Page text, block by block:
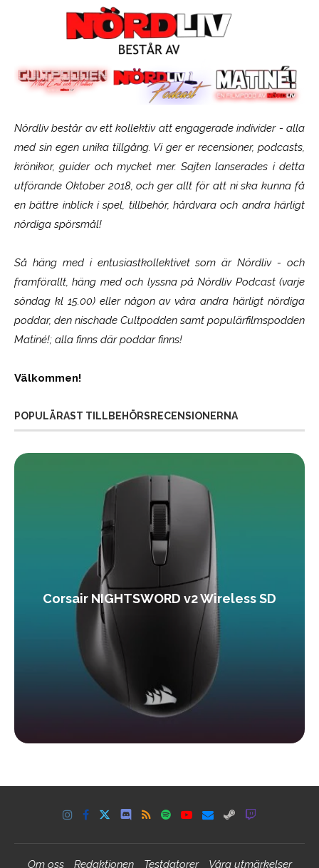
Nördliv består av ett kollektiv att engagerade individer - alla
med sin egen unika tillgång. Vi ger er recensioner, podcasts,
krönikor, guider och mycket mer. Sajten lanserades i detta
utförande Oktober 2018, och ger allt för att ni ska kunna få
en bättre inblick i spel, tillbehör, hårdvara och andra härligt
nördiga spörsmål!
Så häng med i entusiastkollektivet som ärNördliv- och
framförallt, häng med och lyssna på Nördliv Podcast (varje
söndag kl 15.00) eller någon av våra andra härligt nördiga
poddar, den nischade Cultpodden samt populärfilmspodden
Matiné!; alla finns där poddar finns!
Välkommen!
POPULÄRAST TILLBEHÖRSRECENSIONERNA
Corsair NIGHTSWORD v2 Wireless SD
Om oss Redaktionen Testdatorer Våra utmärkelser